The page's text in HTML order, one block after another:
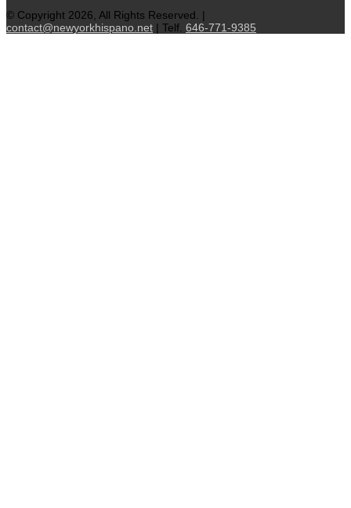
© Copyright 2026, All Rights Reserved. |
contact@newyorkhispano.net | Telf. 646-771-9385